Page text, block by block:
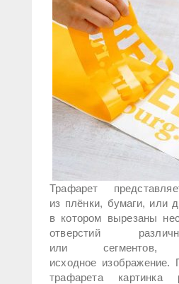
Трафарет
из плёнки, бумаги, или
в котором вырезаны
отверстий
или сегментов,
исходное изображение.
трафарета картинка